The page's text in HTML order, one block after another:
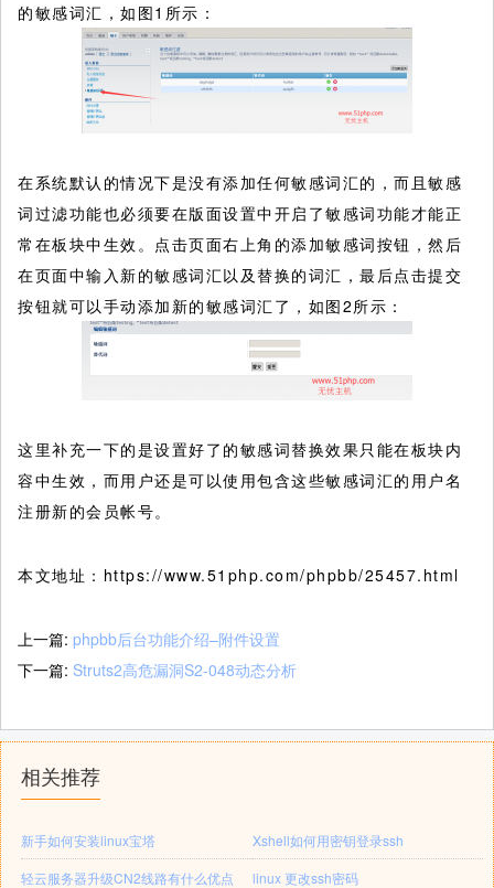
的敏感词汇，如图1所示：
在系统默认的情况下是没有添加任何敏感词汇的，而且敏感
词过滤功能也必须要在版面设置中开启了敏感词功能才能正
常在板块中生效。点击页面右上角的添加敏感词按钮，然后
在页面中输入新的敏感词汇以及替换的词汇，最后点击提交
按钮就可以手动添加新的敏感词汇了，如图2所示：
这里补充一下的是设置好了的敏感词替换效果只能在板块内
容中生效，而用户还是可以使用包含这些敏感词汇的用户名
注册新的会员帐号。
本文地址：https://www.51php.com/phpbb/25457.html
上一篇: phpbb后台功能介绍–附件设置
下一篇: Struts2高危漏洞S2-048动态分析
相关推荐
新手如何安装linux宝塔
Xshell如何用密钥登录ssh
轻云服务器升级CN2线路有什么优点
linux 更改ssh密码